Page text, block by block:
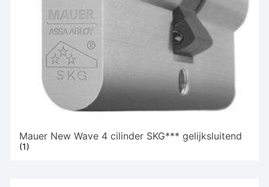
Mauer New Wave 4 cilinder SKG*** gelijksluitend
(1)